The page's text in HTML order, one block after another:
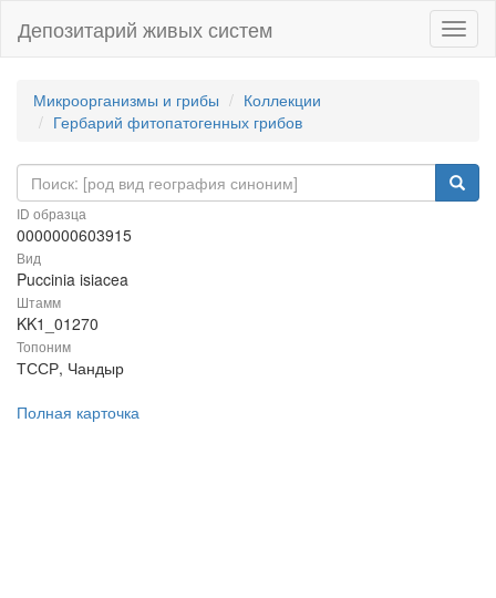
Депозитарий живых систем
Микроорганизмы и грибы
Коллекции
Гербарий фитопатогенных грибов
ID образца
0000000603915
Вид
Puccinia isiacea
Штамм
KK1_01270
Топоним
ТССР, Чандыр
Полная карточка